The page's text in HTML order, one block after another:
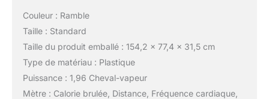
Couleur : Ramble
Taille : Standard
Taille du produit emballé : 154,2 x 77,4 x 31,5 cm
Type de matériau : Plastique
Puissance : 1,96 Cheval-vapeur
Mètre : Calorie brulée, Distance, Fréquence cardiaque,